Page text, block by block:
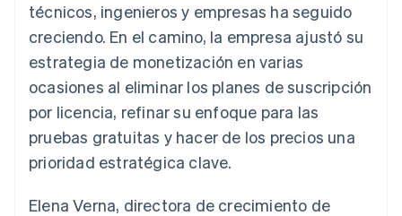
Radar
Prevención de fraude
Atlas
Constitución de una startup
Climate
Eliminación de dióxido de carbono
Identity
Verificación de identidad en línea
Ecosistema
Socios
Stripe App Marketplace
técnicos, ingenieros y empresas ha seguido
creciendo. En el camino, la empresa ajustó su
estrategia de monetización en varias
ocasiones al eliminar los planes de suscripción
por licencia, refinar su enfoque para las
pruebas gratuitas y hacer de los precios una
prioridad estratégica clave.
Elena Verna, directora de crecimiento de